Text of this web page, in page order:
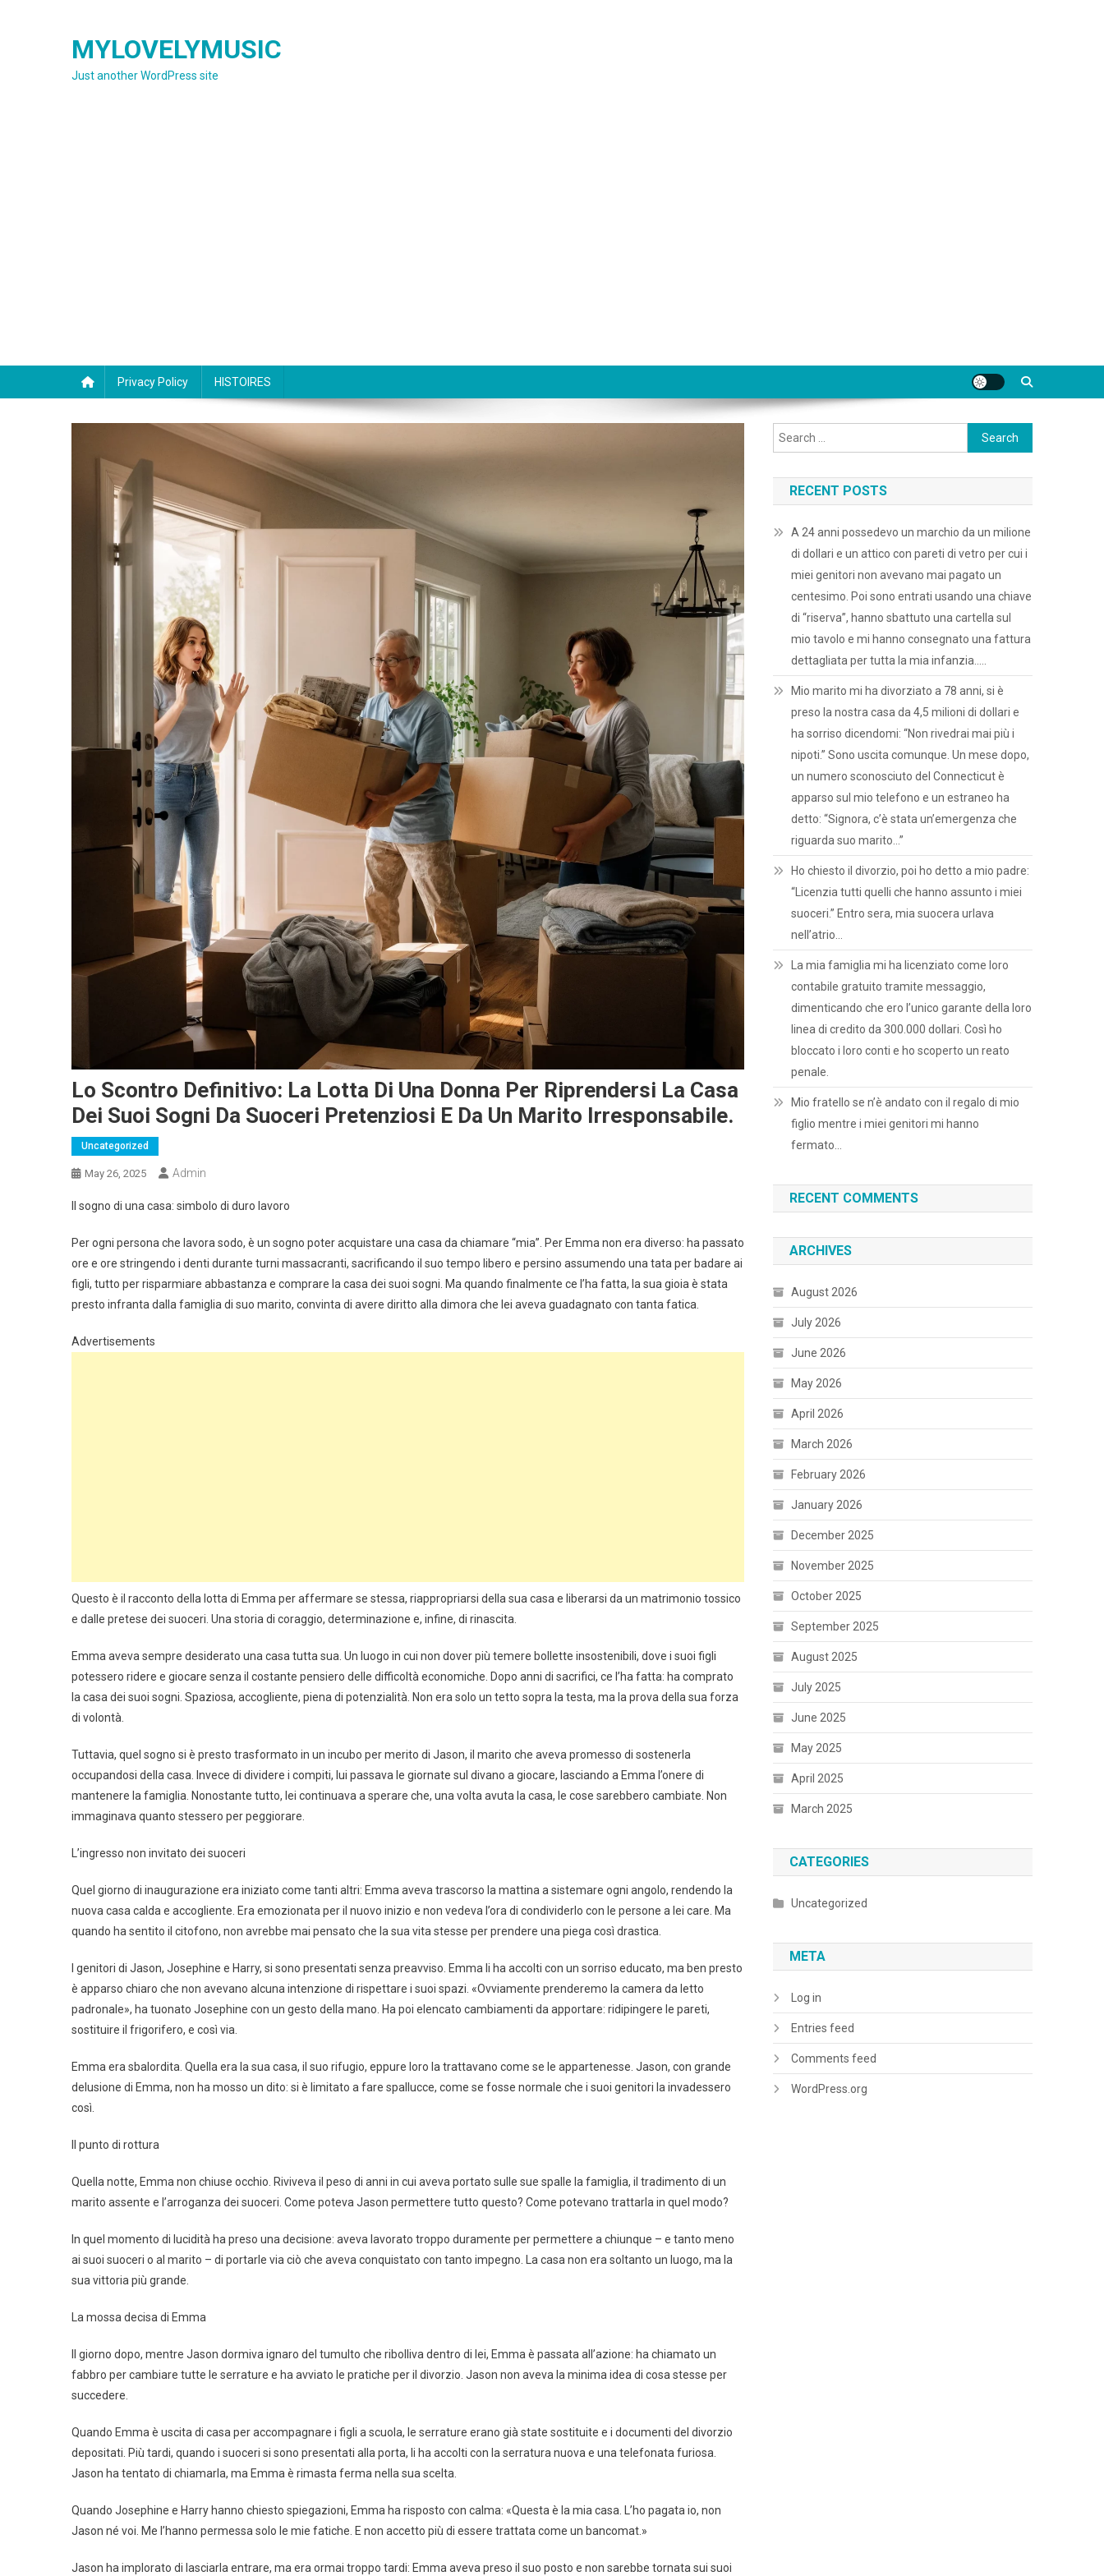
MYLOVELYMUSIC
Just another WordPress site
Privacy Policy HISTOIRES
Lo Scontro Definitivo: La Lotta Di Una Donna Per Riprendersi La Casa
Dei Suoi Sogni Da Suoceri Pretenziosi E Da Un Marito Irresponsabile.
Uncategorized
May 26, 2025 Admin
Il sogno di una casa: simbolo di duro lavoro
Per ogni persona che lavora sodo, è un sogno poter acquistare una casa da chiamare “mia”. Per Emma non era diverso: ha passato
ore e ore stringendo i denti durante turni massacranti, sacrificando il suo tempo libero e persino assumendo una tata per badare ai
figli, tutto per risparmiare abbastanza e comprare la casa dei suoi sogni. Ma quando finalmente ce l’ha fatta, la sua gioia è stata
presto infranta dalla famiglia di suo marito, convinta di avere diritto alla dimora che lei aveva guadagnato con tanta fatica.
Advertisements
Questo è il racconto della lotta di Emma per affermare se stessa, riappropriarsi della sua casa e liberarsi da un matrimonio tossico
e dalle pretese dei suoceri. Una storia di coraggio, determinazione e, infine, di rinascita.
Emma aveva sempre desiderato una casa tutta sua. Un luogo in cui non dover più temere bollette insostenibili, dove i suoi figli
potessero ridere e giocare senza il costante pensiero delle difficoltà economiche. Dopo anni di sacrifici, ce l’ha fatta: ha comprato
la casa dei suoi sogni. Spaziosa, accogliente, piena di potenzialità. Non era solo un tetto sopra la testa, ma la prova della sua forza
di volontà.
Tuttavia, quel sogno si è presto trasformato in un incubo per merito di Jason, il marito che aveva promesso di sostenerla
occupandosi della casa. Invece di dividere i compiti, lui passava le giornate sul divano a giocare, lasciando a Emma l’onere di
mantenere la famiglia. Nonostante tutto, lei continuava a sperare che, una volta avuta la casa, le cose sarebbero cambiate. Non
immaginava quanto stessero per peggiorare.
L’ingresso non invitato dei suoceri
Quel giorno di inaugurazione era iniziato come tanti altri: Emma aveva trascorso la mattina a sistemare ogni angolo, rendendo la
nuova casa calda e accogliente. Era emozionata per il nuovo inizio e non vedeva l’ora di condividerlo con le persone a lei care. Ma
quando ha sentito il citofono, non avrebbe mai pensato che la sua vita stesse per prendere una piega così drastica.
I genitori di Jason, Josephine e Harry, si sono presentati senza preavviso. Emma li ha accolti con un sorriso educato, ma ben presto
è apparso chiaro che non avevano alcuna intenzione di rispettare i suoi spazi. «Ovviamente prenderemo la camera da letto
padronale», ha tuonato Josephine con un gesto della mano. Ha poi elencato cambiamenti da apportare: ridipingere le pareti,
sostituire il frigorifero, e così via.
Emma era sbalordita. Quella era la sua casa, il suo rifugio, eppure loro la trattavano come se le appartenesse. Jason, con grande
delusione di Emma, non ha mosso un dito: si è limitato a fare spallucce, come se fosse normale che i suoi genitori la invadessero
così.
Il punto di rottura
Quella notte, Emma non chiuse occhio. Riviveva il peso di anni in cui aveva portato sulle sue spalle la famiglia, il tradimento di un
marito assente e l’arroganza dei suoceri. Come poteva Jason permettere tutto questo? Come potevano trattarla in quel modo?
In quel momento di lucidità ha preso una decisione: aveva lavorato troppo duramente per permettere a chiunque – e tanto meno
ai suoi suoceri o al marito – di portarle via ciò che aveva conquistato con tanto impegno. La casa non era soltanto un luogo, ma la
sua vittoria più grande.
La mossa decisa di Emma
Il giorno dopo, mentre Jason dormiva ignaro del tumulto che ribolliva dentro di lei, Emma è passata all’azione: ha chiamato un
fabbro per cambiare tutte le serrature e ha avviato le pratiche per il divorzio. Jason non aveva la minima idea di cosa stesse per
succedere.
Quando Emma è uscita di casa per accompagnare i figli a scuola, le serrature erano già state sostituite e i documenti del divorzio
depositati. Più tardi, quando i suoceri si sono presentati alla porta, li ha accolti con la serratura nuova e una telefonata furiosa.
Jason ha tentato di chiamarla, ma Emma è rimasta ferma nella sua scelta.
Quando Josephine e Harry hanno chiesto spiegazioni, Emma ha risposto con calma: «Questa è la mia casa. L’ho pagata io, non
Jason né voi. Me l’hanno permessa solo le mie fatiche. E non accetto più di essere trattata come un bancomat.»
Jason ha implorato di lasciarla entrare, ma era ormai troppo tardi: Emma aveva preso il suo posto e non sarebbe tornata sui suoi
Search
for:
RECENT POSTS
A 24 anni possedevo un marchio da un milione
di dollari e un attico con pareti di vetro per cui i
miei genitori non avevano mai pagato un
centesimo. Poi sono entrati usando una chiave
di “riserva”, hanno sbattuto una cartella sul
mio tavolo e mi hanno consegnato una fattura
dettagliata per tutta la mia infanzia…..
Mio marito mi ha divorziato a 78 anni, si è
preso la nostra casa da 4,5 milioni di dollari e
ha sorriso dicendomi: “Non rivedrai mai più i
nipoti.” Sono uscita comunque. Un mese dopo,
un numero sconosciuto del Connecticut è
apparso sul mio telefono e un estraneo ha
detto: “Signora, c’è stata un’emergenza che
riguarda suo marito…”
Ho chiesto il divorzio, poi ho detto a mio padre:
“Licenzia tutti quelli che hanno assunto i miei
suoceri.” Entro sera, mia suocera urlava
nell’atrio…
La mia famiglia mi ha licenziato come loro
contabile gratuito tramite messaggio,
dimenticando che ero l’unico garante della loro
linea di credito da 300.000 dollari. Così ho
bloccato i loro conti e ho scoperto un reato
penale.
Mio fratello se n’è andato con il regalo di mio
figlio mentre i miei genitori mi hanno
fermato…
RECENT COMMENTS
ARCHIVES
August 2026
July 2026
June 2026
May 2026
April 2026
March 2026
February 2026
January 2026
December 2025
November 2025
October 2025
September 2025
August 2025
July 2025
June 2025
May 2025
April 2025
March 2025
CATEGORIES
Uncategorized
META
Log in
Entries feed
Comments feed
WordPress.org